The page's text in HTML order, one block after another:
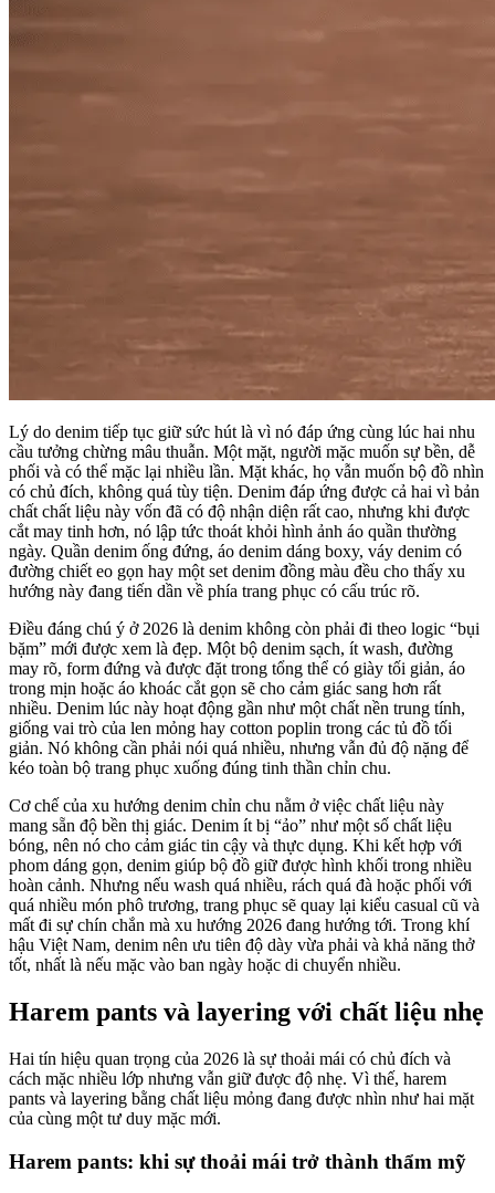
Lý do denim tiếp tục giữ sức hút là vì nó đáp ứng cùng lúc hai nhu
cầu tưởng chừng mâu thuẫn. Một mặt, người mặc muốn sự bền, dễ
phối và có thể mặc lại nhiều lần. Mặt khác, họ vẫn muốn bộ đồ nhìn
có chủ đích, không quá tùy tiện. Denim đáp ứng được cả hai vì bản
chất chất liệu này vốn đã có độ nhận diện rất cao, nhưng khi được
cắt may tinh hơn, nó lập tức thoát khỏi hình ảnh áo quần thường
ngày. Quần denim ống đứng, áo denim dáng boxy, váy denim có
đường chiết eo gọn hay một set denim đồng màu đều cho thấy xu
hướng này đang tiến dần về phía trang phục có cấu trúc rõ.
Điều đáng chú ý ở 2026 là denim không còn phải đi theo logic “bụi
bặm” mới được xem là đẹp. Một bộ denim sạch, ít wash, đường
may rõ, form đứng và được đặt trong tổng thể có giày tối giản, áo
trong mịn hoặc áo khoác cắt gọn sẽ cho cảm giác sang hơn rất
nhiều. Denim lúc này hoạt động gần như một chất nền trung tính,
giống vai trò của len mỏng hay cotton poplin trong các tủ đồ tối
giản. Nó không cần phải nói quá nhiều, nhưng vẫn đủ độ nặng để
kéo toàn bộ trang phục xuống đúng tinh thần chỉn chu.
Cơ chế của xu hướng denim chỉn chu nằm ở việc chất liệu này
mang sẵn độ bền thị giác. Denim ít bị “ảo” như một số chất liệu
bóng, nên nó cho cảm giác tin cậy và thực dụng. Khi kết hợp với
phom dáng gọn, denim giúp bộ đồ giữ được hình khối trong nhiều
hoàn cảnh. Nhưng nếu wash quá nhiều, rách quá đà hoặc phối với
quá nhiều món phô trương, trang phục sẽ quay lại kiểu casual cũ và
mất đi sự chín chắn mà xu hướng 2026 đang hướng tới. Trong khí
hậu Việt Nam, denim nên ưu tiên độ dày vừa phải và khả năng thở
tốt, nhất là nếu mặc vào ban ngày hoặc di chuyển nhiều.
Harem pants và layering với chất liệu nhẹ
Hai tín hiệu quan trọng của 2026 là sự thoải mái có chủ đích và
cách mặc nhiều lớp nhưng vẫn giữ được độ nhẹ. Vì thế, harem
pants và layering bằng chất liệu mỏng đang được nhìn như hai mặt
của cùng một tư duy mặc mới.
Harem pants: khi sự thoải mái trở thành thẩm mỹ